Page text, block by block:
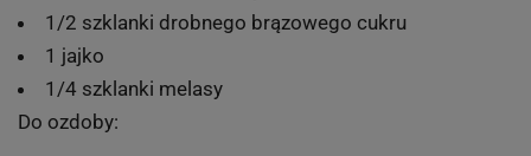
1/2 szklanki drobnego brązowego cukru
1 jajko
1/4 szklanki melasy
Do ozdoby: